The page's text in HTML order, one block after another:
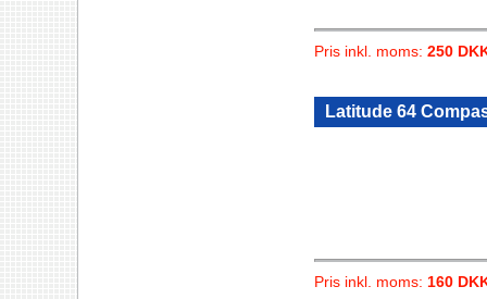
Pris inkl. moms: 250
Latitude 64
Pris inkl. moms: 160